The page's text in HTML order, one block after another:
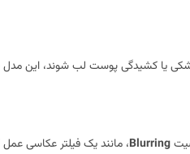
یا کشیدگی پوست لب شوند، این
Blurring، مانند یک فیلتر عکاسی